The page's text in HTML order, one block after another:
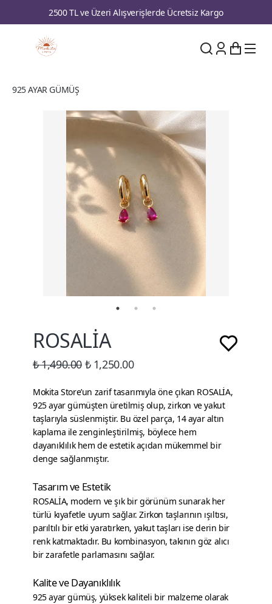
2500 TL ve Üzeri Alışverişlerde Ücretsiz Kargo
925 AYAR GÜMÜŞ
ROSALİA
₺ 1,490.00 ₺ 1,250.00
Mokita Store’un zarif tasarımıyla öne çıkan ROSALİA,
925 ayar gümüşten üretilmiş olup, zirkon ve yakut
taşlarıyla süslenmiştir. Bu özel parça, 14 ayar altın
kaplama ile zenginleştirilmiş, böylece hem
dayanıklılık hem de estetik açıdan mükemmel bir
denge sağlanmıştır.
Tasarım ve Estetik
ROSALİA, modern ve şık bir görünüm sunarak her
türlü kıyafetle uyum sağlar. Zirkon taşlarının ışıltısı,
parıltılı bir etki yaratırken, yakut taşları ise derin bir
renk katmaktadır. Bu kombinasyon, takının göz alıcı
bir zarafetle parlamasını sağlar.
Kalite ve Dayanıklılık
925 ayar gümüş, yüksek kaliteli bir malzeme olarak